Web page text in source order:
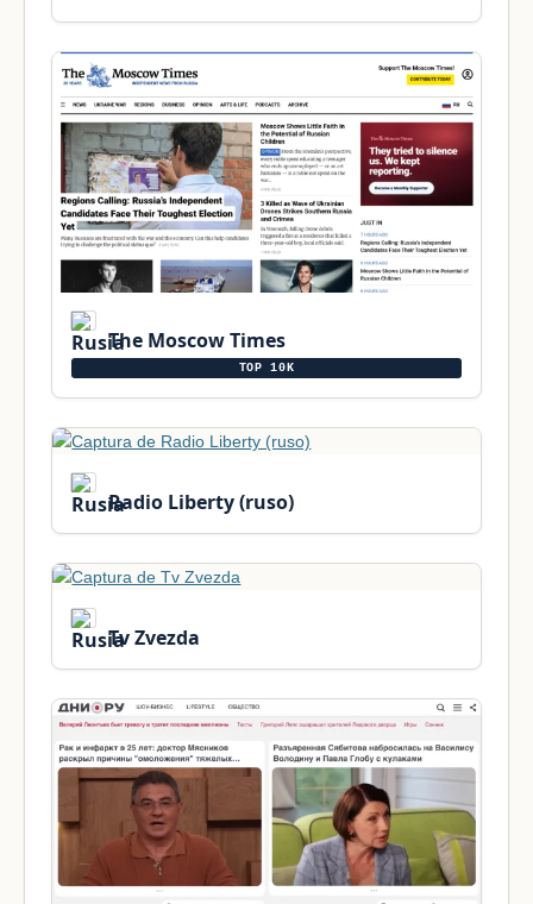
The Moscow Times
TOP 10K
Radio Liberty (ruso)
Tv Zvezda